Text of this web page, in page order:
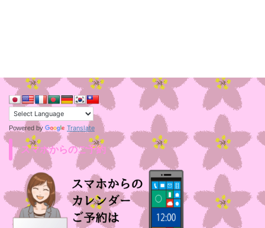
Powered by Translate
スマホからのご予約